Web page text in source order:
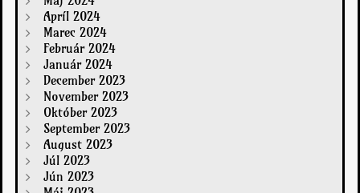
Apríl 2024
Marec 2024
Február 2024
Január 2024
December 2023
November 2023
Október 2023
September 2023
August 2023
Júl 2023
Jún 2023